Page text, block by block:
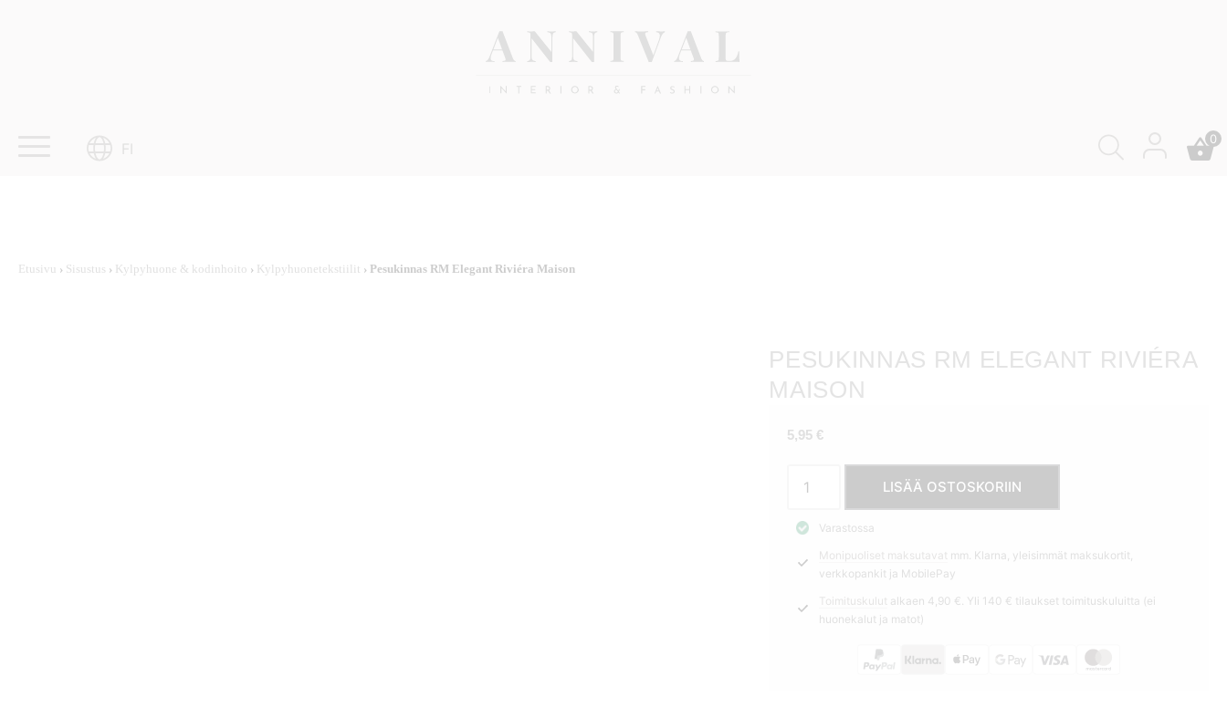
FI
0
Etusivu › Sisustus › Kylpyhuone & kodinhoito › Kylpyhuonetekstiilit › Pesukinnas RM Elegant Riviéra Maison
PESUKINNAS RM ELEGANT RIVIÉRA
MAISON
5,95 €
RM
Elegant
Maison
LISÄÄ OSTOSKORIIN
Varastossa
Monipuoliset maksutavat
mm. Klarna, yleisimmät maksukortit,
verkkopankit ja MobilePay
Toimituskulut alkaen 4,90 €. Yli 140 € tilaukset toimituskuluitta (ei
huonekalut ja matot)